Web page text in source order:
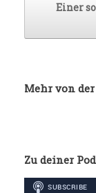
Einer
Mehr von
Zu deiner